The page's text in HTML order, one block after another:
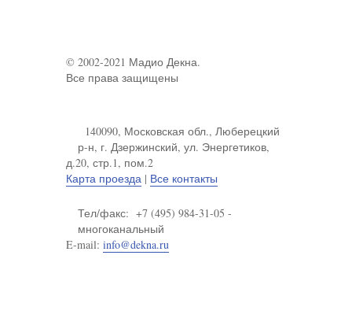
© 2002-2021 Мадио Декна.
Все права защищены
140090, Московская обл., Люберецкий
р-н, г. Дзержинский, ул. Энергетиков,
д.20, стр.1, пом.2
Карта проезда | Все контакты
Тел/факс: +7 (495) 984-31-05 -
многоканальный
E-mail: info@dekna.ru